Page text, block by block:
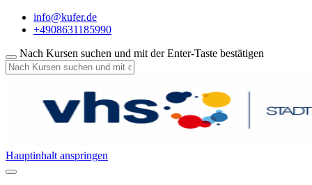
info@kufer.de
+4908631185990
Nach Kursen suchen und mit der Enter-Taste bestätigen
Hauptinhalt anspringen